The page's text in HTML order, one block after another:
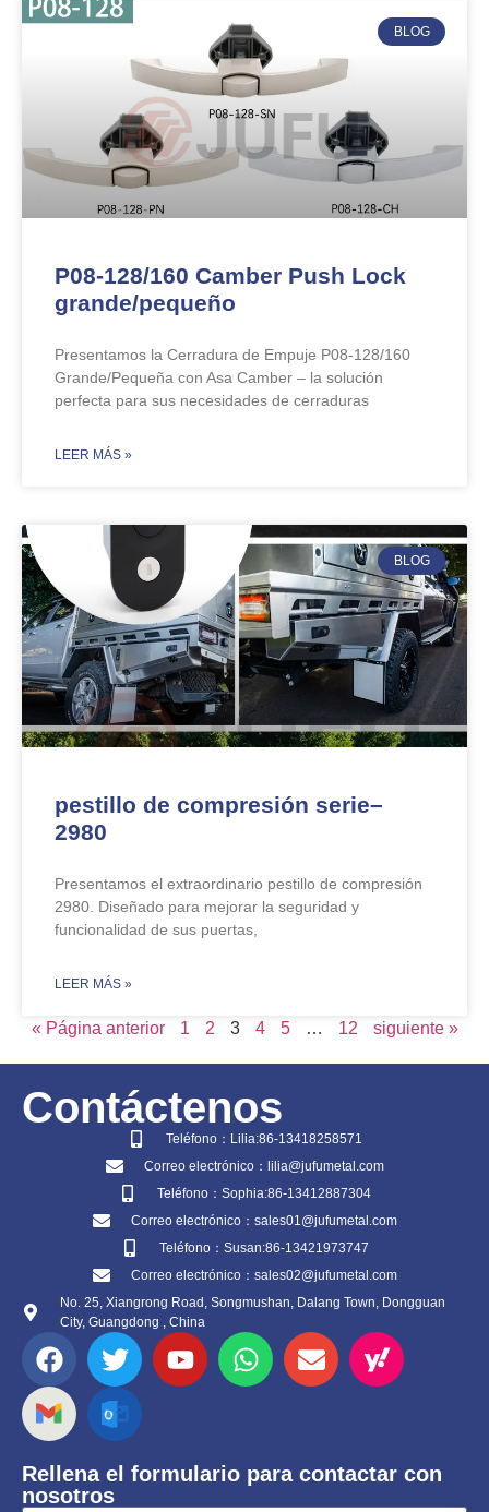
BLOG
P08-128/160 Camber Push Lock
grande/pequeño
Presentamos la Cerradura de Empuje P08-128/160
Grande/Pequeña con Asa Camber – la solución
perfecta para sus necesidades de cerraduras
​LEER MÁS »
BLOG
pestillo de compresión serie–
2980
Presentamos el extraordinario pestillo de compresión
2980. Diseñado para mejorar la seguridad y
funcionalidad de sus puertas,
​LEER MÁS »
« Página anterior 1 2 3 4 5 … 12 siguiente »
Contáctenos
Teléfono：Lilia:86-13418258571
Correo electrónico：lilia@jufumetal.com
Teléfono：Sophia:86-13412887304
Correo electrónico：sales01@jufumetal.com
Teléfono：Susan:86-13421973747
Correo electrónico：sales02@jufumetal.com
No. 25, Xiangrong Road, Songmushan, Dalang Town, Dongguan
City, Guangdong , China
Rellena el formulario para contactar con
nosotros